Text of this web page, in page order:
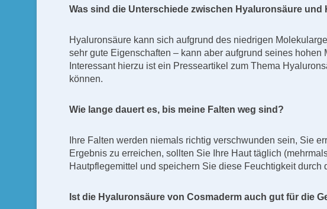
Was sind die Unterschiede zwischen Hyaluronsäure und
Hyaluronsäure kann sich aufgrund des niedrigen
sehr gute Eigenschaften – kann aber aufgrund seines
Interessant hierzu ist ein Presseartikel zum Thema
können.
Wie lange dauert es, bis meine Falten weg sind?
Ihre Falten werden niemals richtig verschwunden sein, Sie
Ergebnis zu erreichen, sollten Sie Ihre Haut täglich
Hautpflegemittel und speichern Sie diese Feuchtigkeit
Ist die Hyaluronsäure von Cosmaderm auch gut für die